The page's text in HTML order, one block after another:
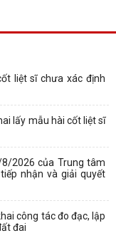
liệt sĩ chưa xác định
lấy mẫu hài cốt liệt sĩ
8/2026 của Trung tâm
nhận và giải quyết
công tác đo đạc, lập
đai